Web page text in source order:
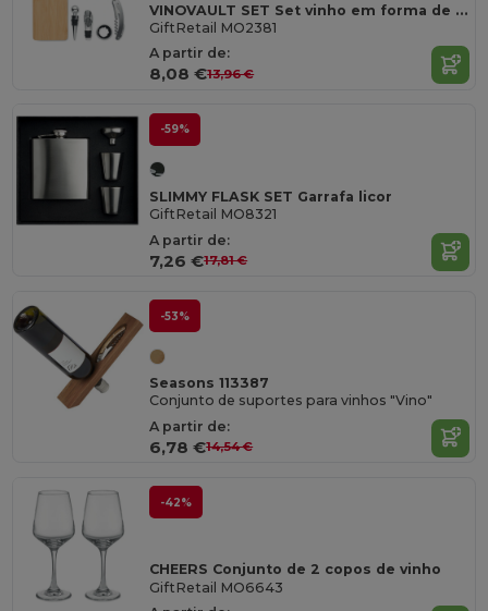
VINOVAULT SET Set vinho em forma de garrafa
GiftRetail MO2381
A partir de:
8,08 €13,96 €
-59%
SLIMMY FLASK SET Garrafa licor
GiftRetail MO8321
A partir de:
7,26 €17,81 €
-53%
Seasons 113387
Conjunto de suportes para vinhos "Vino"
A partir de:
6,78 €14,54 €
-42%
CHEERS Conjunto de 2 copos de vinho
GiftRetail MO6643